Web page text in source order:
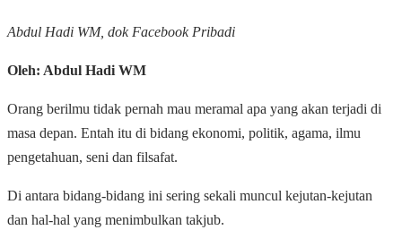
Abdul Hadi WM, dok Facebook Pribadi
Oleh: Abdul Hadi WM
Orang berilmu tidak pernah mau meramal apa yang akan terjadi di
masa depan. Entah itu di bidang ekonomi, politik, agama, ilmu
pengetahuan, seni dan filsafat.
Di antara bidang-bidang ini sering sekali muncul kejutan-kejutan
dan hal-hal yang menimbulkan takjub.